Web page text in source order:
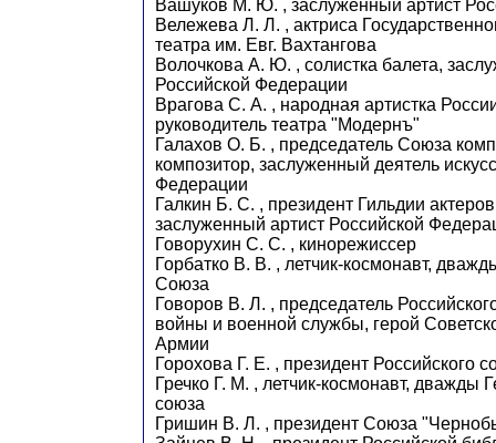
Вашуков М. Ю. , заслуженный артист
Вележева Л. Л. , актриса
театра им. Евг. Вахтангова
Волочкова А. Ю. , солистка балета,
Российской Федерации
Врагова С. А. , народная артистка
руководитель театра "Модернъ"
Галахов О. Б. , председатель Союза
композитор, заслуженный деятель
Федерации
Галкин Б. С. , президент Гильдии
заслуженный артист Российской
Говорухин С. С. , кинорежиссер
Горбатко В. В. , летчик-космонавт,
Союза
Говоров В. Л. , председатель
войны и военной службы, герой
Армии
Горохова Г. Е. , президент Российского
Гречко Г. М. , летчик-космонавт, дважды
союза
Гришин В. Л. , президент Союза